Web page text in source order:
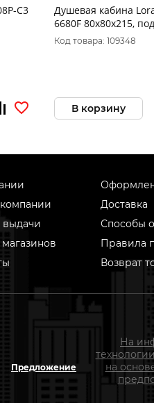
C3
Душевая кабина
6680F 80х80х215,
Код товара: 109348
В корзину
выдачи
Доставка
Способы
Правила
Возврат
Предложение
На
на